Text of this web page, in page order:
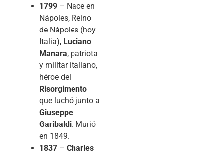
1799 – Nace en
Nápoles, Reino
de Nápoles (hoy
Italia), Luciano
Manara, patriota
y militar italiano,
héroe del
Risorgimento
que luchó junto a
Giuseppe
Garibaldi. Murió
en 1849.
1837 – Charles